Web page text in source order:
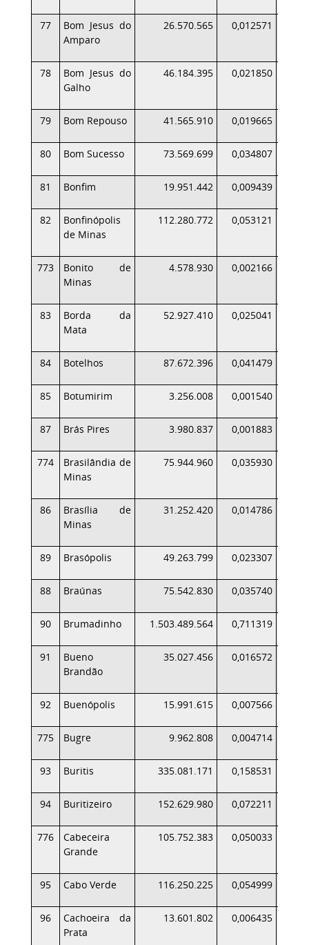
77
Bom Jesus do
Amparo
26.570.565 0,012571
78
Bom Jesus do
Galho
46.184.395 0,021850
79 Bom Repouso 41.565.910 0,019665
80 Bom Sucesso 73.569.699 0,034807
81 Bonfim 19.951.442 0,009439
82
Bonfinópolis
de Minas
112.280.772 0,053121
773
Bonito de
Minas
4.578.930 0,002166
83
Borda da
Mata
52.927.410 0,025041
84 Botelhos 87.672.396 0,041479
85 Botumirim 3.256.008 0,001540
87 Brás Pires 3.980.837 0,001883
774
Brasilândia de
Minas
75.944.960 0,035930
86
Brasília de
Minas
31.252.420 0,014786
89 Brasópolis 49.263.799 0,023307
88 Braúnas 75.542.830 0,035740
90 Brumadinho 1.503.489.564 0,711319
91
Bueno
Brandão
35.027.456 0,016572
92 Buenópolis 15.991.615 0,007566
775 Bugre 9.962.808 0,004714
93 Buritis 335.081.171 0,158531
94 Buritizeiro 152.629.980 0,072211
776
Cabeceira
Grande
105.752.383 0,050033
95 Cabo Verde 116.250.225 0,054999
96
Cachoeira da
Prata
13.601.802 0,006435